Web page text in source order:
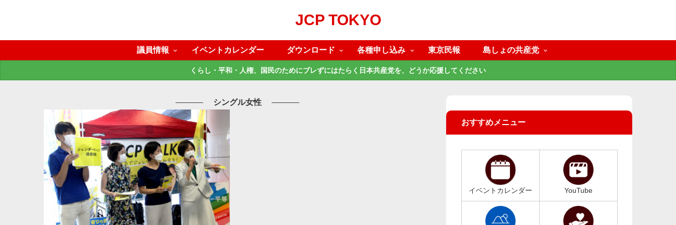
JCP TOKYO
議員情報 イベントカレンダー ダウンロード 各種申し込み 東京民報 島しょの共産党
くらし・平和・人権、国民のためにブレずにはたらく日本共産党を、どうか応援してください
シングル女性
おすすめメニュー
イベントカレンダー YouTube